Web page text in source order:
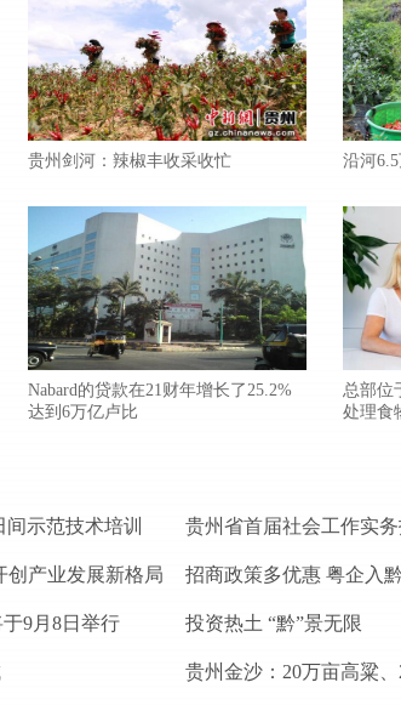
贵州剑河：辣椒丰收采收忙 沿河
Nabard的贷款在21财年增长了25.2%
达到6万亿卢比
总部位
处理食
示范技术培训 贵州省首届社会工作实
创产业发展新格局 招商政策多优惠 粤企入
9月8日举行 投资热土 “黔”景无限
贵州金沙：20万亩高粱